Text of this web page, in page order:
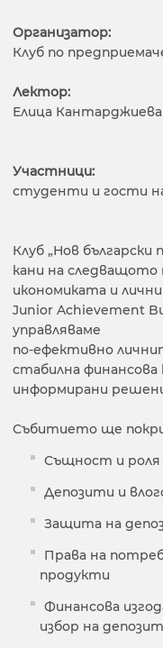
Организатор:
Клуб по
Лектор:
Елица Кантарджиева
Участници:
студенти и гости
Клуб „Нов български
кани на следващото
икономиката и
Junior Achievement
управляваме
по-ефективно
стабилна финансова
информирани
Събитието ще
Същност и роля
Депозити и
Защита на
Права на
продукти
Финансова
избор на